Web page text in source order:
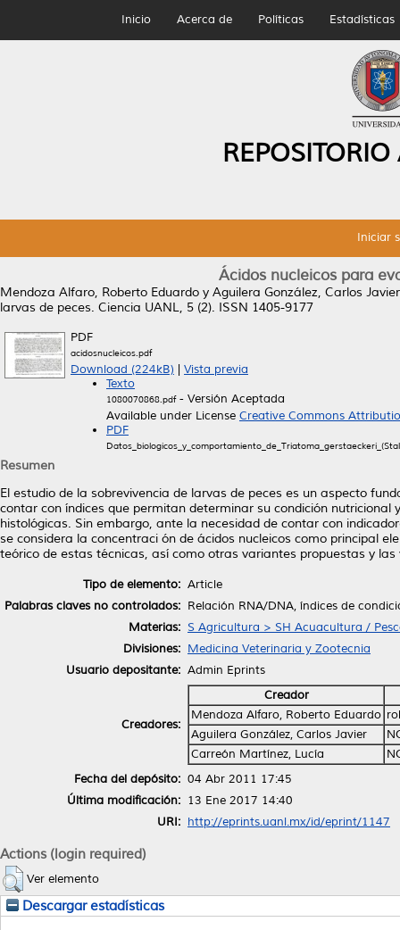
Inicio Acerca de Políticas Estadísticas
Iniciar
Ácidos nucleicos para
Mendoza Alfaro, Roberto Eduardo y Aguilera González, Carlos Javier
larvas de peces. Ciencia UANL, 5 (2). ISSN 1405-9177
PDF
acidosnucleicos.pdf
Download (224kB)
Vista previa
Texto
1080070868.pdf- Versión Aceptada
Available under License Creative Commons
PDF
Resumen
El estudio de la sobrevivencia de larvas de peces es un aspecto
contar con índices que permitan determinar su condición
histológicas. Sin embargo, ante la necesidad de contar con
se considera la concentraci ón de ácidos nucleicos como principal
teórico de estas técnicas, así como otras variantes propuestas y
Tipo de elemento: Article
Palabras claves no controlados: Relación RNA/DNA, índices de
Materias: S Agricultura > SH Acuacultura /
Divisiones: Medicina Veterinaria y Zootecnia
Usuario depositante: Admin Eprints
Creadores:
Creador
Mendoza Alfaro, Roberto Eduardo
Aguilera González, Carlos Javier
Carreón Martínez, Lucía
Fecha del depósito: 04 Abr 2011 17:45
Última modificación: 13 Ene 2017 14:40
URI: http://eprints.uanl.mx/id/eprint/1147
Actions (login required)
Ver elemento
Descargar estadísticas